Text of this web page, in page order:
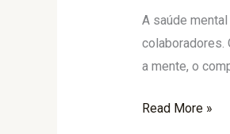
A saúde
colaboradores.
a mente, o
ambiente
de
trabalho
pessoas
Read More »